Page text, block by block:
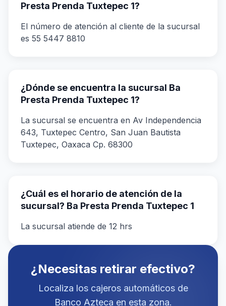
Presta Prenda Tuxtepec 1?
El número de atención al cliente de la sucursal
es 55 5447 8810
¿Dónde se encuentra la sucursal Ba
Presta Prenda Tuxtepec 1?
La sucursal se encuentra en Av Independencia
643, Tuxtepec Centro, San Juan Bautista
Tuxtepec, Oaxaca Cp. 68300
¿Cuál es el horario de atención de la
sucursal? Ba Presta Prenda Tuxtepec 1
La sucursal atiende de 12 hrs
¿Necesitas retirar efectivo?
Localiza los cajeros automáticos de
Banco Azteca en esta zona.